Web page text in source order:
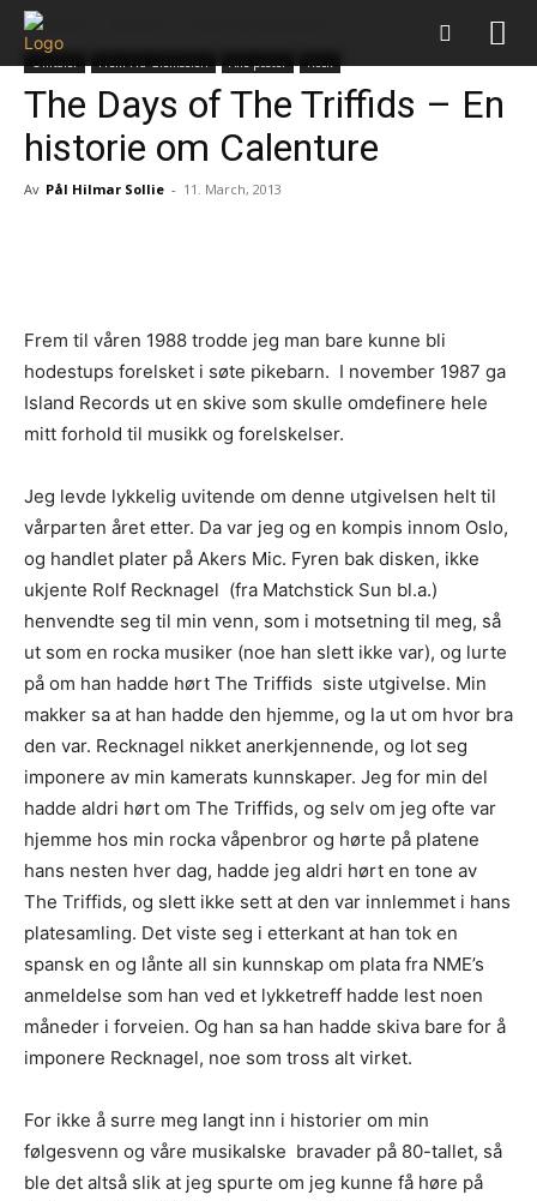
Forsiden
Omtaler Frem Fra Glemselen Alle poster Rock
The Days of The Triffids – En
historie om Calenture
Av Pål Hilmar Sollie - 11. March, 2013
Frem til våren 1988 trodde jeg man bare kunne bli
hodestups forelsket i søte pikebarn. I november 1987 ga
Island Records ut en skive som skulle omdefinere hele
mitt forhold til musikk og forelskelser.
Jeg levde lykkelig uvitende om denne utgivelsen helt til
vårparten året etter. Da var jeg og en kompis innom Oslo,
og handlet plater på Akers Mic. Fyren bak disken, ikke
ukjente Rolf Recknagel (fra Matchstick Sun bl.a.)
henvendte seg til min venn, som i motsetning til meg, så
ut som en rocka musiker (noe han slett ikke var), og lurte
på om han hadde hørt The Triffids siste utgivelse. Min
makker sa at han hadde den hjemme, og la ut om hvor bra
den var. Recknagel nikket anerkjennende, og lot seg
imponere av min kamerats kunnskaper. Jeg for min del
hadde aldri hørt om The Triffids, og selv om jeg ofte var
hjemme hos min rocka våpenbror og hørte på platene
hans nesten hver dag, hadde jeg aldri hørt en tone av
The Triffids, og slett ikke sett at den var innlemmet i hans
platesamling. Det viste seg i etterkant at han tok en
spansk en og lånte all sin kunnskap om plata fra NME’s
anmeldelse som han ved et lykketreff hadde lest noen
måneder i forveien. Og han sa han hadde skiva bare for å
imponere Recknagel, noe som tross alt virket.
For ikke å surre meg langt inn i historier om min
følgesvenn og våre musikalske bravader på 80-tallet, så
ble det altså slik at jeg spurte om jeg kunne få høre på